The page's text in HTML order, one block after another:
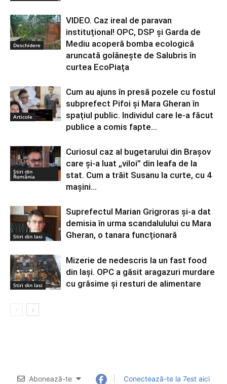
Deschidere
VIDEO. Caz ireal de paravan
instituțional! OPC, DSP și Garda de
Mediu acoperă bomba ecologică
aruncată golănește de Salubris în
curtea EcoPiața
Articole
Cum au ajuns în presă pozele cu fostul
subprefect Pifoi și Mara Gheran în
spațiul public. Individul care le-a făcut
publice a comis fapte...
Știri din
România
Curiosul caz al bugetarului din Braşov
care şi-a luat „viloi” din leafa de la
stat. Cum a trăit Susanu la curte, cu 4
maşini...
Stiri din Iasi
Suprefectul Marian Grigroras și-a dat
demisia în urma scandalulului cu Mara
Gheran, o tanara funcționară
Stiri din Iasi
Mizerie de nedescris la un fast food
din Iași. OPC a găsit aragazuri murdare
cu grăsime și resturi de alimentare
Abonează-te Conectează-te la 7est aici